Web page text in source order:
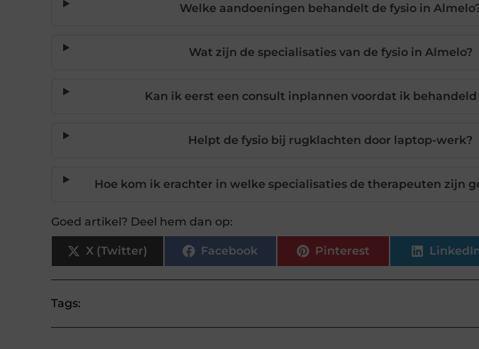
Welke aandoeningen behandelt de fysio in
Wat zijn de specialisaties van de fysio in Almelo?
Kan ik eerst een consult inplannen voordat ik behandeld
Helpt de fysio bij rugklachten door laptop-werk?
Hoe kom ik erachter in welke specialisaties de therapeuten zijn
Goed artikel? Deel hem dan op:
X (Twitter) Facebook Pinterest
Tags: